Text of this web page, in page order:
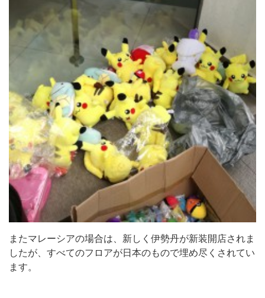
またマレーシアの場合は、新しく伊勢丹が新装開店されま
したが、すべてのフロアが日本のもので埋め尽くされてい
ます。